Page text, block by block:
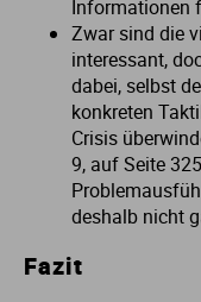
Informationen
Zwar sind die
interessant,
dabei, selbst
konkreten
Crisis
9, auf Seite
deshalb nicht
Fazit